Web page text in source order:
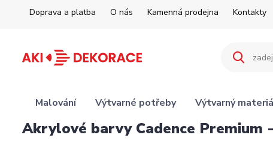
Doprava a platba O nás Kamenná prodejna Kontakty
Malování Výtvarné potřeby Výtvarný
Akrylové barvy Cadence Premium